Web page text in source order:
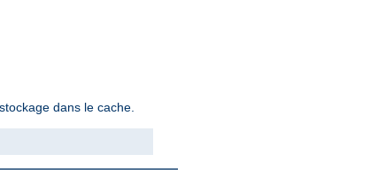
dans le cache.